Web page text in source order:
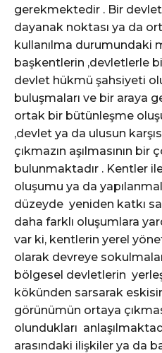
gerekmektedir . Bir
dayanak noktası ya da
kullanılma durumundaki
başkentlerin ,devletlerle
devlet hükmü şahsiyeti
buluşmaları ve bir araya
ortak bir bütünleşme
,devlet ya da ulusun
çıkmazın aşılmasının bir
bulunmaktadır . Kentler
oluşumu ya da
düzeyde yeniden katkı
daha farklı oluşumlara
var ki, kentlerin yerel
olarak devreye
bölgesel devletlerin
kökünden sarsarak
görünümün ortaya
olundukları
arasındaki ilişkiler ya da